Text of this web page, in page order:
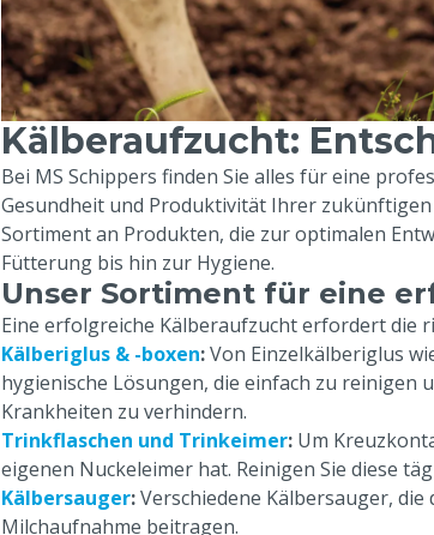
Kälberaufzucht:
Bei MS Schippers finden Sie alles für eine
Gesundheit und Produktivität Ihrer
Sortiment an Produkten, die zur optimalen
Fütterung bis hin zur Hygiene.
Unser Sortiment für eine
Eine erfolgreiche Kälberaufzucht erfordert die
Kälberiglus & -boxen:Von Einzelkälberiglus
hygienische Lösungen, die einfach zu reinigen
Krankheiten zu verhindern.
Trinkflaschen und Trinkeimer: Um
eigenen Nuckeleimer hat. Reinigen Sie diese
Kälbersauger:Verschiedene Kälbersauger,
Milchaufnahme beitragen.